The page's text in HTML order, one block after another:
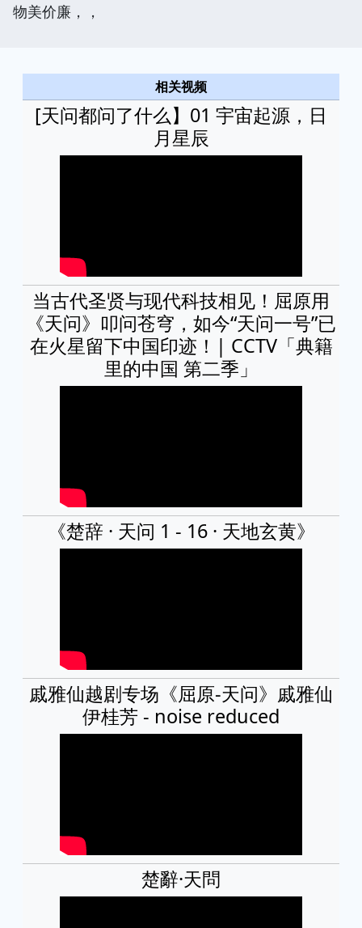
物美价廉，，
相关视频
[天问都问了什么】01 宇宙起源，日
月星辰
当古代圣贤与现代科技相见！屈原用
《天问》叩问苍穹，如今“天问一号”已
在火星留下中国印迹！| CCTV「典籍
里的中国 第二季」
《楚辞 · 天问 1 - 16 · 天地玄黄》
戚雅仙越剧专场《屈原-天问》戚雅仙
伊桂芳 - noise reduced
楚辭·天問